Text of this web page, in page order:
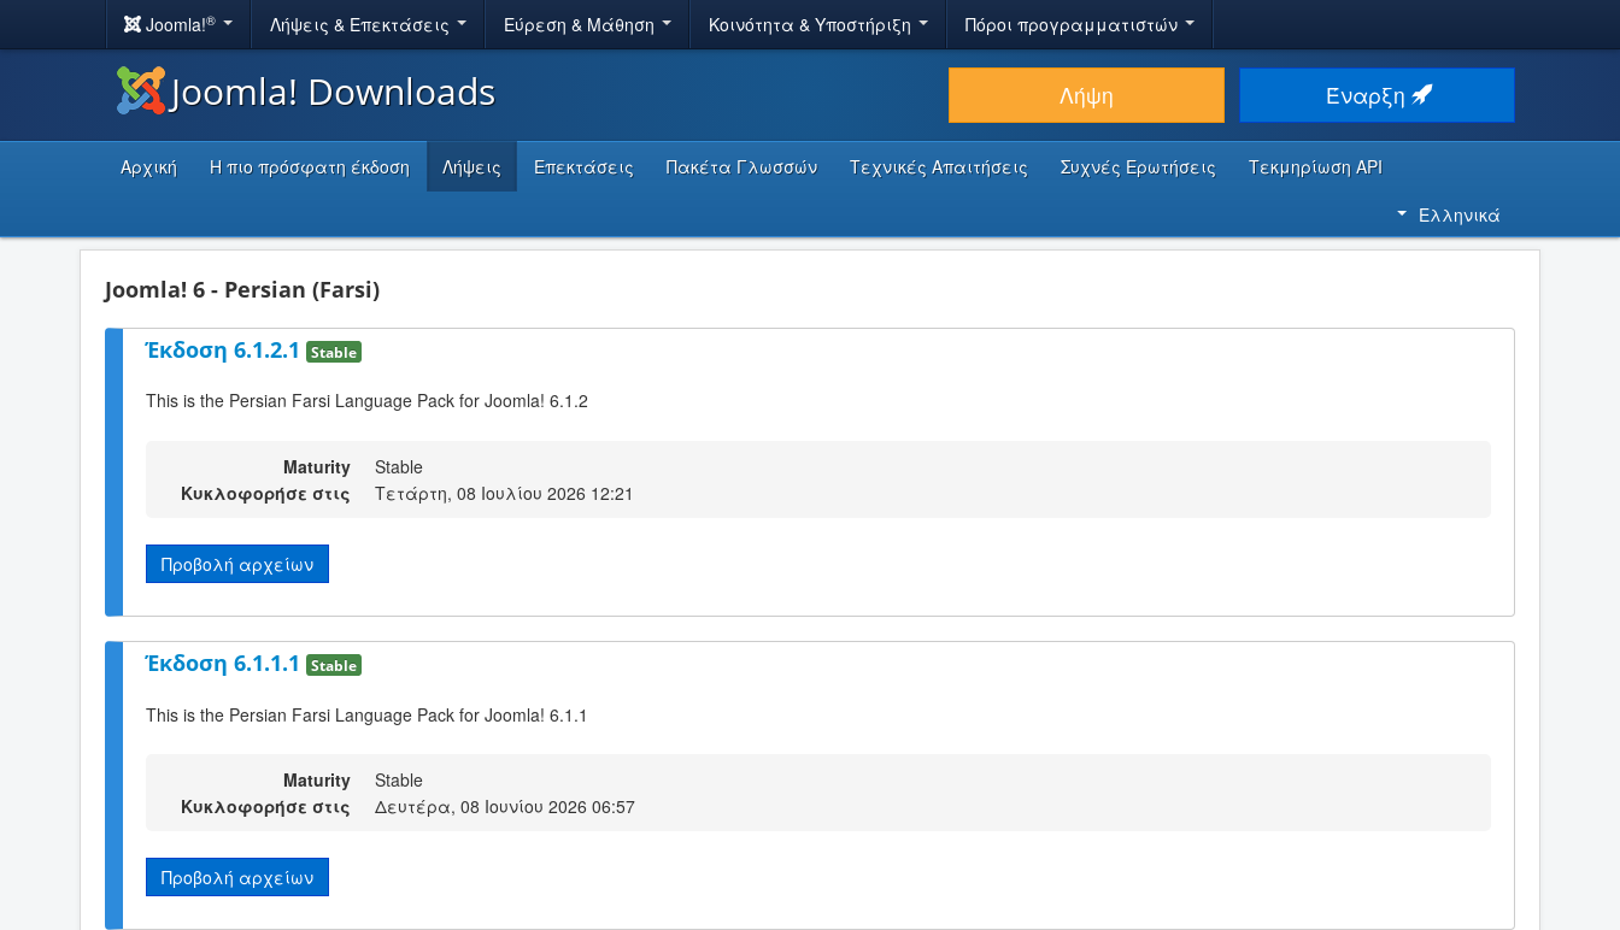
Joomla!® Λήψεις & Επεκτάσεις Εύρεση & Μάθηση Κοινότητα & Υποστήριξη Πόροι προγραμματιστών
Joomla! Downloads Λήψη Έναρξη
Αρχική Η πιο πρόσφατη έκδοση Λήψεις Επεκτάσεις Πακέτα Γλωσσών Τεχνικές Απαιτήσεις Συχνές Ερωτήσεις
Τεκμηρίωση API
Ελληνικά
Joomla! 6 - Persian (Farsi)
Έκδοση 6.1.2.1 Stable
This is the Persian Farsi Language Pack for Joomla! 6.1.2
Maturity
Stable
Κυκλοφορήσε στις
Τετάρτη, 08 Ιουλίου 2026 12:21
Προβολή αρχείων
Έκδοση 6.1.1.1 Stable
This is the Persian Farsi Language Pack for Joomla! 6.1.1
Maturity
Stable
Κυκλοφορήσε στις
Δευτέρα, 08 Ιουνίου 2026 06:57
Προβολή αρχείων